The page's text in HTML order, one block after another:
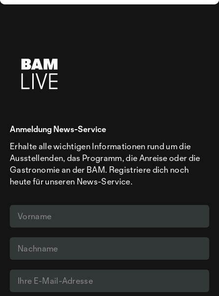
Anmeldung News-Service
Erhalte alle wichtigen Informationen rund um die
Ausstellenden, das Programm, die Anreise oder die
Gastronomie an der BAM. Registriere dich noch
heute für unseren News-Service.